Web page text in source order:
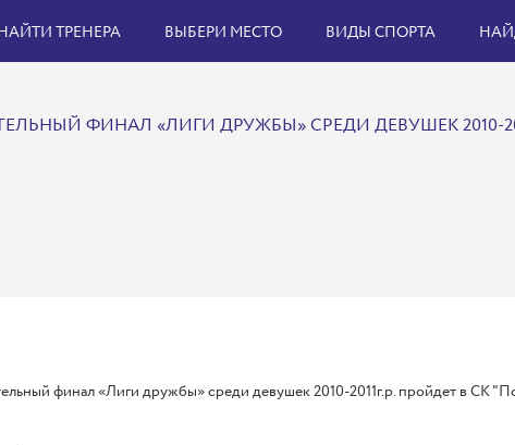
ТРЕНЕРА ВЫБЕРИ МЕСТО ВИДЫ СПОРТА
ФИНАЛ «ЛИГИ ДРУЖБЫ» СРЕДИ ДЕВУШЕК 2010-
финал «Лиги дружбы» среди девушек 2010-2011г.р. пройдет в СК